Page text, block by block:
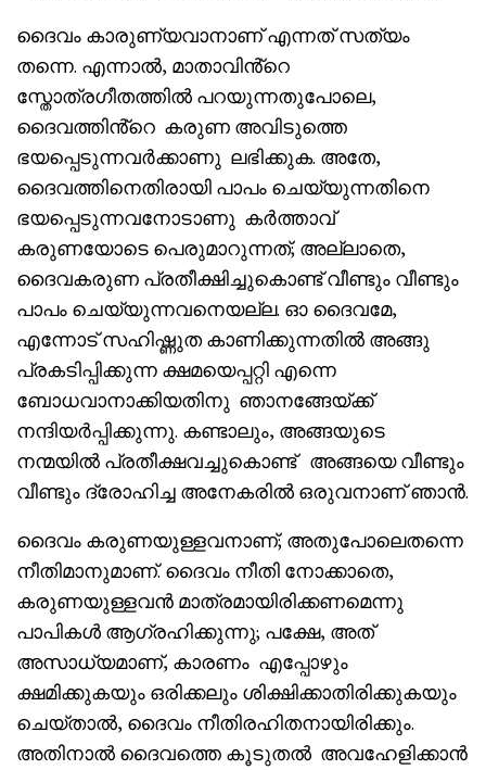
ദൈവം കാരുണ്യവാനാണ് എന്നത് സത്യം
തന്നെ. എന്നാൽ, മാതാവിൻ്റെ
സ്തോത്രഗീതത്തിൽ പറയുന്നതുപോലെ,
ദൈവത്തിൻ്റെ കരുണ അവിടുത്തെ
ഭയപ്പെടുന്നവർക്കാണു ലഭിക്കുക. അതേ,
ദൈവത്തിനെതിരായി പാപം ചെയ്യുന്നതിനെ
ഭയപ്പെടുന്നവനോടാണു കർത്താവ്
കരുണയോടെ പെരുമാറുന്നത്; അല്ലാതെ,
ദൈവകരുണ പ്രതീക്ഷിച്ചുകൊണ്ട് വീണ്ടും വീണ്ടും
പാപം ചെയ്യുന്നവനെയല്ല. ഓ ദൈവമേ,
എന്നോട് സഹിഷ്ണുത കാണിക്കുന്നതിൽ അങ്ങു
പ്രകടിപ്പിക്കുന്ന ക്ഷമയെപ്പറ്റി എന്നെ
ബോധവാനാക്കിയതിനു ഞാനങ്ങേയ്‌ക്ക്
നന്ദിയർപ്പിക്കുന്നു. കണ്ടാലും, അങ്ങയുടെ
നന്മയിൽ പ്രതീക്ഷവച്ചുകൊണ്ട് അങ്ങയെ വീണ്ടും
വീണ്ടും ദ്രോഹിച്ച അനേകരിൽ ഒരുവനാണ് ഞാൻ.
ദൈവം കരുണയുള്ളവനാണ്; അതുപോലെതന്നെ
നീതിമാനുമാണ്. ദൈവം നീതി നോക്കാതെ,
കരുണയുള്ളവൻ മാത്രമായിരിക്കണമെന്നു
പാപികൾ ആഗ്രഹിക്കുന്നു; പക്ഷേ, അത്
അസാധ്യമാണ്, കാരണം എപ്പോഴും
ക്ഷമിക്കുകയും ഒരിക്കലും ശിക്ഷിക്കാതിരിക്കുകയും
ചെയ്താൽ, ദൈവം നീതിരഹിതനായിരിക്കും.
അതിനാൽ ദൈവത്തെ കൂടുതൽ അവഹേളിക്കാൻ